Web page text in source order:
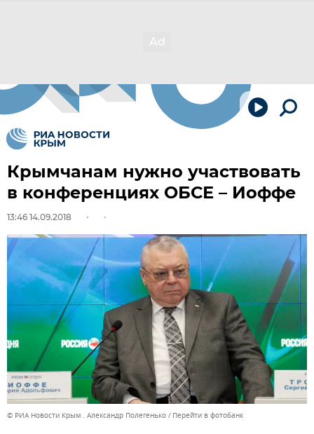
Крымчанам нужно участвовать
в конференциях ОБСЕ – Иоффе
13:46 14.09.2018
© РИА Новости Крым . Александр Полегенько Перейти в фотобанк